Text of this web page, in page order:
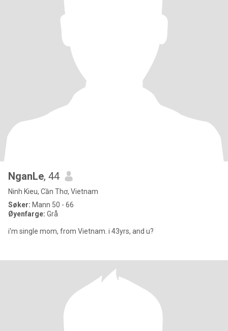
NganLe, 44
Ninh Kieu, Cần Thơ, Vietnam
Søker: Mann 50 - 66
Øyenfarge: Grå
i'm single mom, from Vietnam. i 43yrs, and u?